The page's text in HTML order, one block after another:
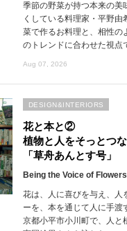
季節の野菜が持つ本来の美
くしている料理家・平野
菜で作るお料理と、相性の
のトレンドに合わせた視点
Aug 07, 2026
花と本と②
植物と人をそっとつ
「草舟あんとす号」
Being the Voice of Flowers
花は、人に喜びを与え、人
ーを、本を通じて人に手渡
京都小平市小川町で、人と
DESIGN&INTERIORS